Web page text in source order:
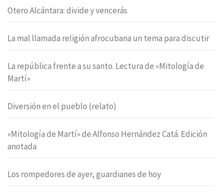
Otero Alcántara: divide y vencerás
La mal llamada religión afrocubana un tema para discutir
La república frente a su santo. Lectura de «Mitología de
Martí»
Diversión en el pueblo (relato)
«Mitología de Martí» de Alfonso Hernández Catá. Edición
anotada
Los rompedores de ayer, guardianes de hoy